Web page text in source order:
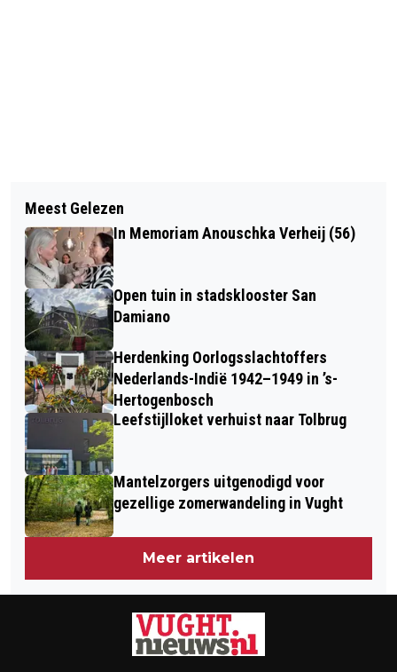
JONGE TALENTEN BRENGEN
KLIMAATVERHAAL TOT LEVEN
NIEUWE ROTONDE WOLFSKAMERWEG
OPEN
Meest Gelezen
In Memoriam Anouschka Verheij (56)
Open tuin in stadsklooster San
Damiano
Herdenking Oorlogsslachtoffers
Nederlands-Indië 1942–1949 in ’s-
Hertogenbosch
Leefstijlloket verhuist naar Tolbrug
Mantelzorgers uitgenodigd voor
gezellige zomerwandeling in Vught
Meer artikelen